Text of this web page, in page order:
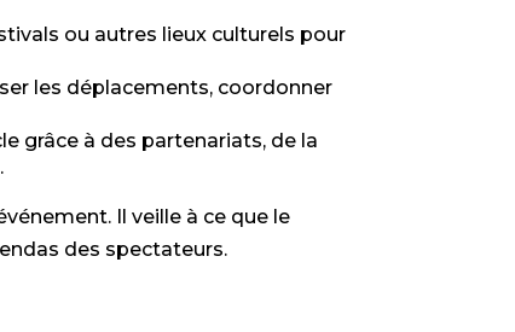
ou autres lieux culturels pour
les déplacements, coordonner
grâce à des partenariats, de la
Il veille à ce que le
des spectateurs.